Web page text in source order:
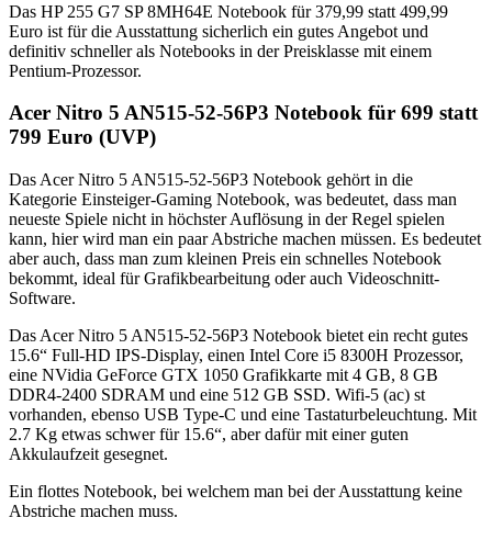
Das HP 255 G7 SP 8MH64E Notebook für 379,99 statt 499,99
Euro ist für die Ausstattung sicherlich ein gutes Angebot und
definitiv schneller als Notebooks in der Preisklasse mit einem
Pentium-Prozessor.
Acer Nitro 5 AN515-52-56P3 Notebook für 699 statt
799 Euro (UVP)
Das Acer Nitro 5 AN515-52-56P3 Notebook gehört in die
Kategorie Einsteiger-Gaming Notebook, was bedeutet, dass man
neueste Spiele nicht in höchster Auflösung in der Regel spielen
kann, hier wird man ein paar Abstriche machen müssen. Es bedeutet
aber auch, dass man zum kleinen Preis ein schnelles Notebook
bekommt, ideal für Grafikbearbeitung oder auch Videoschnitt-
Software.
Das Acer Nitro 5 AN515-52-56P3 Notebook bietet ein recht gutes
15.6“ Full-HD IPS-Display, einen Intel Core i5 8300H Prozessor,
eine NVidia GeForce GTX 1050 Grafikkarte mit 4 GB, 8 GB
DDR4-2400 SDRAM und eine 512 GB SSD. Wifi-5 (ac) st
vorhanden, ebenso USB Type-C und eine Tastaturbeleuchtung. Mit
2.7 Kg etwas schwer für 15.6“, aber dafür mit einer guten
Akkulaufzeit gesegnet.
Ein flottes Notebook, bei welchem man bei der Ausstattung keine
Abstriche machen muss.